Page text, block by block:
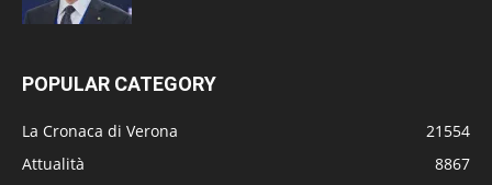
POPULAR CATEGORY
La Cronaca di Verona
21554
Attualità
8867